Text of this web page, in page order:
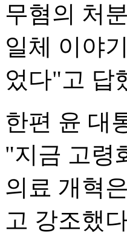
무혐의 처
일체 이야
었다"고 답
한편 윤 대
"지금 고령
의료 개혁
고 강조했